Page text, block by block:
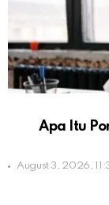
Apa Itu
August 3, 2026,